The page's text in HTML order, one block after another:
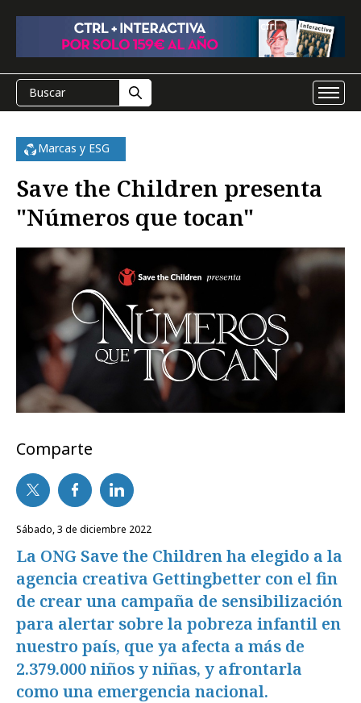
Marcas y ESG
Save the Children presenta
"Números que tocan"
Comparte
sábado, 3 de diciembre 2022
La ONG Save the Children ha elegido a la
agencia creativa Gettingbetter con el fin
de crear una campaña de sensibilización
para alertar sobre la pobreza infantil en
nuestro país, que ya afecta a más de
2.379.000 niños y niñas, y afrontarla
como una emergencia nacional.